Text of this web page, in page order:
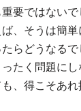
要ではない
、そうは簡
らどうなる
たく問題に
、得こそあれ